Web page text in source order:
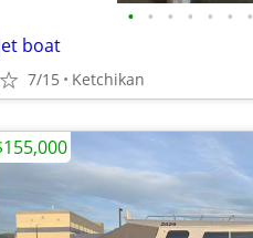
• • • • • • •
boat
7/15 Ketchikan